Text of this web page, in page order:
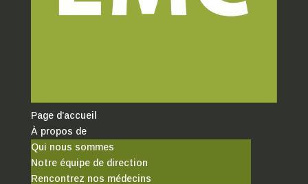
Page d’accueil
À propos de
Qui nous sommes
Notre équipe de direction
Rencontrez nos médecins